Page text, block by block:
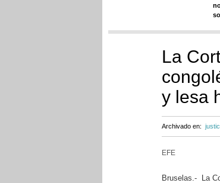
La
y lesa
Archivado en:
EFE
Bruselas.- La